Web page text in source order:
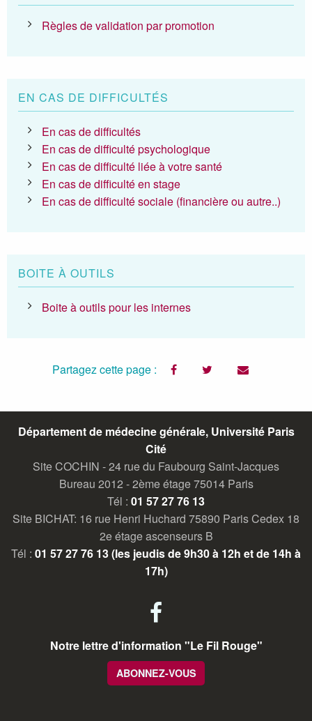
Règles de validation par promotion
EN CAS DE DIFFICULTÉS
En cas de difficultés
En cas de difficulté psychologique
En cas de difficulté liée à votre santé
En cas de difficulté en stage
En cas de difficulté sociale (financière ou autre..)
BOITE À OUTILS
Boite à outils pour les internes
Partagez cette page : facebook twitter
Département de médecine générale, Université Paris
Cité
Site COCHIN - 24 rue du Faubourg Saint-Jacques
Bureau 2012 - 2ème étage 75014 Paris
Tél : 01 57 27 76 13
Site BICHAT: 16 rue Henri Huchard 75890 Paris Cedex 18
2e étage ascenseurs B
Tél : 01 57 27 76 13 (les jeudis de 9h30 à 12h et de 14h à
17h)
Notre lettre d'information "Le Fil Rouge"
ABONNEZ-VOUS